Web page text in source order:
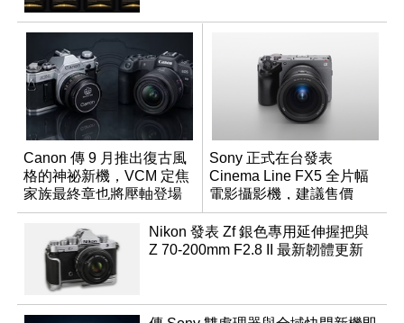
Canon 傳 9 月推出復古風
格的神祕新機，VCM 定焦
家族最終章也將壓軸登場
Sony 正式在台發表
Cinema Line FX5 全片幅
電影攝影機，建議售價
NT$144,980
Nikon 發表 Zf 銀色專用延伸握把與
Z 70-200mm F2.8 II 最新韌體更新